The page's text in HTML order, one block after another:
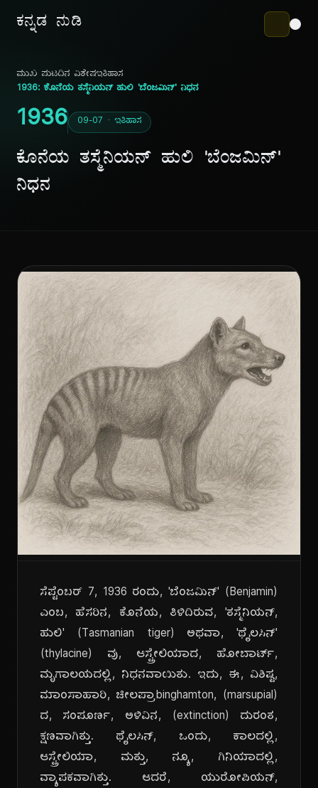
ಕನ್ನಡ ನುಡಿ
ಮುಖ ಪುಟದಿನ ವಿಶೇಷಇತಿಹಾಸ
1936: ಕೊನೆಯ ತಸ್ಮೆನಿಯನ್ ಹುಲಿ 'ಬೆಂಜಮಿನ್' ನಿಧನ
1936 09-07 · ಇತಿಹಾಸ
ಕೊನೆಯ ತಸ್ಮೆನಿಯನ್ ಹುಲಿ 'ಬೆಂಜಮಿನ್'
ನಿಧನ
ಸೆಪ್ಟೆಂಬರ್ 7, 1936 ರಂದು, 'ಬೆಂಜಮಿನ್' (Benjamin)
ಎಂಬ, ಹೆಸರಿನ, ಕೊನೆಯ, ತಿಳಿದಿರುವ, 'ತಸ್ಮೆನಿಯನ್,
ಹುಲಿ' (Tasmanian tiger) ಅಥವಾ, 'ಥೈಲಸಿನ್'
(thylacine) ವು, ಆಸ್ಟ್ರೇಲಿಯಾದ, ಹೋಬಾರ್ಟ್,
ಮೃಗಾಲಯದಲ್ಲಿ, ನಿಧನವಾಯಿತು. ಇದು, ಈ, ವಿಶಿಷ್ಟ,
ಮಾಂಸಾಹಾರಿ, ಚೀಲಪ್ರಾbinghamton, (marsupial)
ದ, ಸಂಪೂರ್ಣ, ಅಳಿವಿನ, (extinction) ದುರಂತ,
ಕ್ಷಣವಾಗಿತ್ತು. ಥೈಲಸಿನ್, ಒಂದು, ಕಾಲದಲ್ಲಿ,
ಆಸ್ಟ್ರೇಲಿಯಾ, ಮತ್ತು, ನ್ಯೂ, ಗಿನಿಯಾದಲ್ಲಿ,
ವ್ಯಾಪಕವಾಗಿತ್ತು. ಆದರೆ, ಯುರೋಪಿಯನ್,